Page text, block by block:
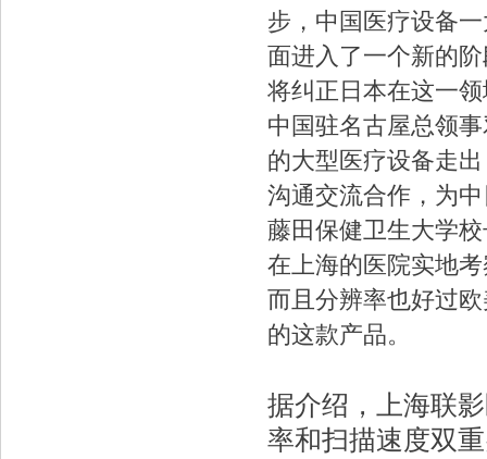
步，中国医疗设备
面进入了一个新的
将纠正日本在这一
中国驻名古屋总领
的大型医疗设备走
沟通交流合作，为
藤田保健卫生大学
在上海的医院实地
而且分辨率也好过
的这款产品。
据介绍，上海联
率和扫描速度双